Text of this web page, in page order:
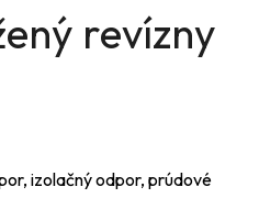
revízny
izolačný odpor, prúdové